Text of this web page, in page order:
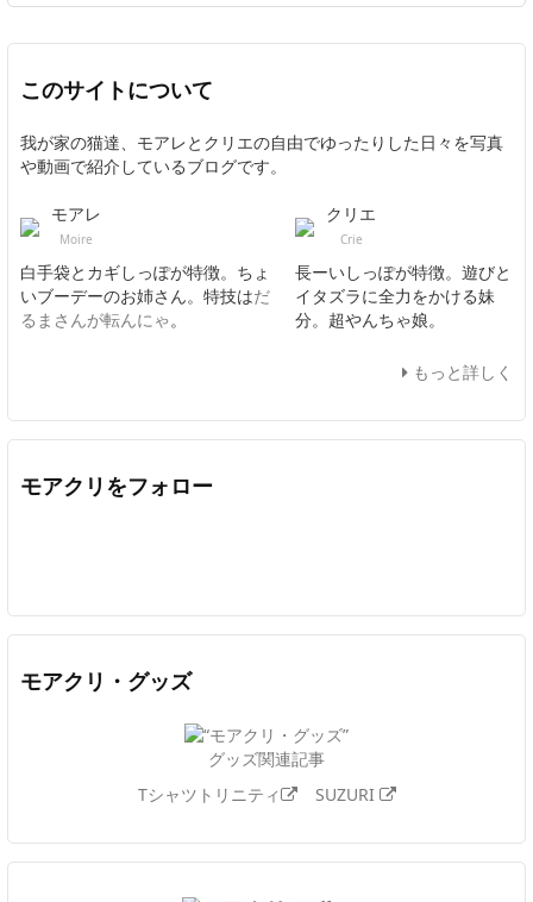
このサイトについて
我が家の猫達、モアレとクリエの自由でゆったりした日々を写真
や動画で紹介しているブログです。
モアレ
Moire
白手袋とカギしっぽが特徴。ちょ
いブーデーのお姉さん。特技はだ
るまさんが転んにゃ。
クリエ
Crie
長ーいしっぽが特徴。遊びと
イタズラに全力をかける妹
分。超やんちゃ娘。
もっと詳しく
モアクリをフォロー
モアクリ・グッズ
グッズ関連記事
Tシャツトリニティ
SUZURI